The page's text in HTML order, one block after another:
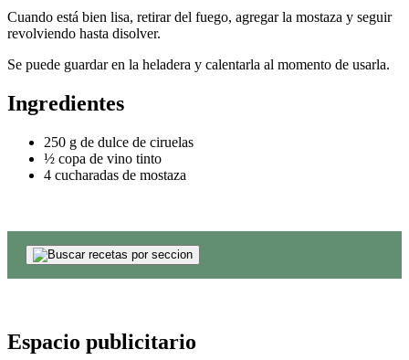
Cuando está bien lisa, retirar del fuego, agregar la mostaza y seguir
revolviendo hasta disolver.
Se puede guardar en la heladera y calentarla al momento de usarla.
Ingredientes
250 g de dulce de ciruelas
½ copa de vino tinto
4 cucharadas de mostaza
Espacio publicitario